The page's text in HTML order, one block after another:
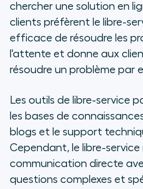
chercher une solution en
clients préfèrent le libre-
efficace de résoudre les
l'attente et donne aux
résoudre un problème par
Les outils de libre-service
les bases de
blogs et le support
Cependant, le libre-
communication directe
questions complexes et